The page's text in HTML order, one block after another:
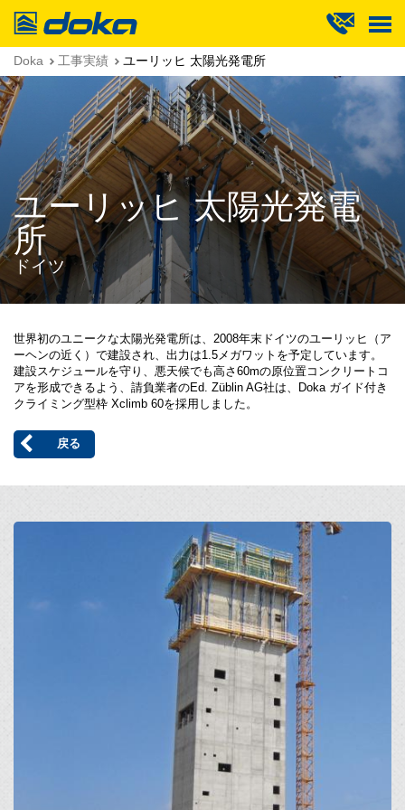
Doka
Doka 工事実績 ユーリッヒ 太陽光発電所
ユーリッヒ 太陽光発電
所
ドイツ
世界初のユニークな太陽光発電所は、2008年末ドイツのユーリッヒ（ア
ーヘンの近く）で建設され、出力は1.5メガワットを予定しています。
建設スケジュールを守り、悪天候でも高さ60mの原位置コンクリートコ
アを形成できるよう、請負業者のEd. Züblin AG社は、Doka ガイド付き
クライミング型枠 Xclimb 60を採用しました。
戻る